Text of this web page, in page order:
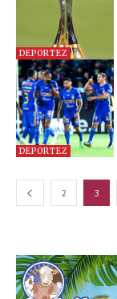
DEPORTEZ
DEPORTEZ
2 3